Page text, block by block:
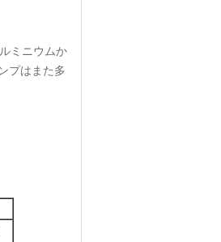
ミニウムか
プはまた多